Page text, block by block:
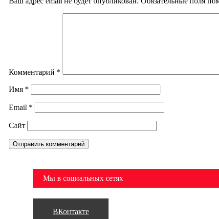
Комментарий *
Имя *
Email *
Сайт
Мы в социальных сетях
ВКонтакте